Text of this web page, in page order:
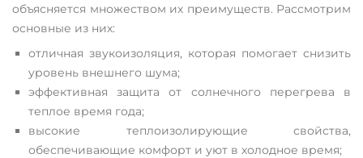
объясняется множеством их преимуществ. Рассмотрим
основные из них:
отличная звукоизоляция, которая помогает снизить
уровень внешнего шума;
эффективная защита от солнечного перегрева в
теплое время года;
высокие теплоизолирующие свойства,
обеспечивающие комфорт и уют в холодное время;